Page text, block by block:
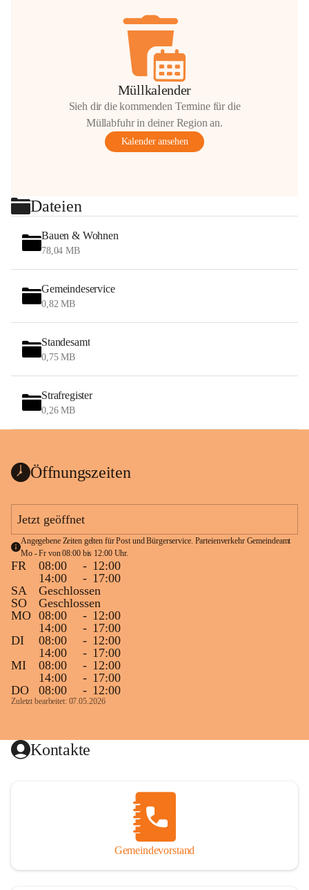
Müllkalender
Sieh dir die kommenden Termine für die
Müllabfuhr in deiner Region an.
Kalender ansehen
Dateien
Bauen & Wohnen
78,04 MB
Gemeindeservice
0,82 MB
Standesamt
0,75 MB
Strafregister
0,26 MB
Öffnungszeiten
Jetzt geöffnet
Angegebene Zeiten gelten für Post und Bürgerservice. Parteienverkehr Gemeindeamt
Mo - Fr von 08:00 bis 12:00 Uhr.
FR 08:00 - 12:00
14:00
- 17:00
SA
Geschlossen
SO
Geschlossen
MO 08:00 - 12:00
14:00
- 17:00
DI
08:00 - 12:00
14:00
- 17:00
MI
08:00 - 12:00
14:00
- 17:00
DO
08:00 - 12:00
Zuletzt bearbeitet: 07.05.2026
Kontakte
Gemeindevorstand